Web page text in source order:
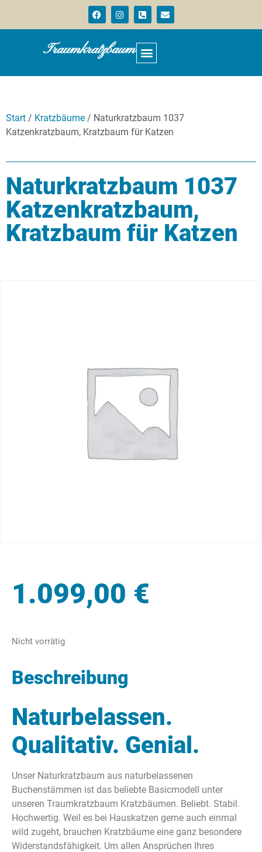
Traumkratzbaum
Start / Kratzbäume / Naturkratzbaum 1037
Katzenkratzbaum, Kratzbaum für Katzen
Naturkratzbaum 1037
Katzenkratzbaum,
Kratzbaum für Katzen
1.099,00 €
Nicht vorrätig
Beschreibung
Naturbelassen.
Qualitativ. Genial.
Unser Naturkratzbaum aus naturbelassenen
Buchenstämmen ist das beliebte Basicmodell unter
unseren Traumkratzbaum Kratzbäumen. Beliebt. Stabil.
Hochwertig. Weil es bei Hauskatzen gerne auch einmal
wild zugeht, brauchen Kratzbäume eine ganz besondere
Widerstandsfähigkeit. Um allen Ansprüchen Ihres